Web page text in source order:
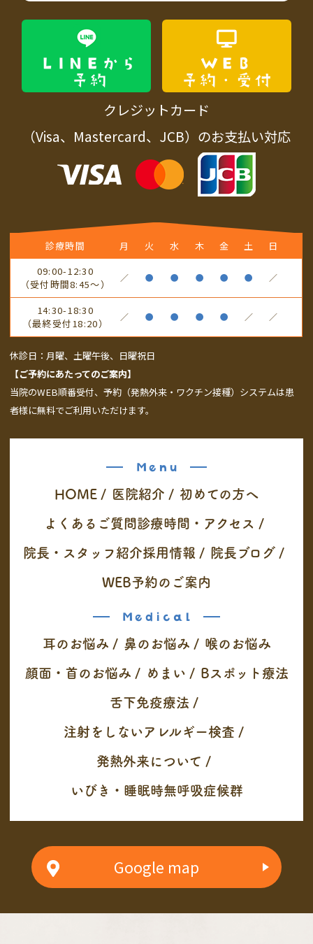
LINEから
予約
WEB
予約・受付
クレジットカード
（Visa、Mastercard、JCB）のお支払い対応
診療時間 月 火 水 木 金 土
日
09:00-12:30
（受付時間8:45～）
／ ● ● ● ● ● ／
14:30-18:30
（最終受付18:20）
／ ● ● ● ● ／ ／
休診日：月曜、土曜午後、日曜祝日
【ご予約にあたってのご案内】
当院のWEB順番受付、予約（発熱外来・ワクチン接種）システムは患
者様に無料でご利用いただけます。
Menu
HOME / 医院紹介 / 初めての方へ
よくあるご質問診療時間・アクセス /
院長・スタッフ紹介採用情報 / 院長ブログ /
WEB予約のご案内
Medical
耳のお悩み / 鼻のお悩み / 喉のお悩み
顔面・首のお悩み / めまい / Bスポット療法
舌下免疫療法 /
注射をしないアレルギー検査 /
発熱外来について /
いびき・睡眠時無呼吸症候群
Google map